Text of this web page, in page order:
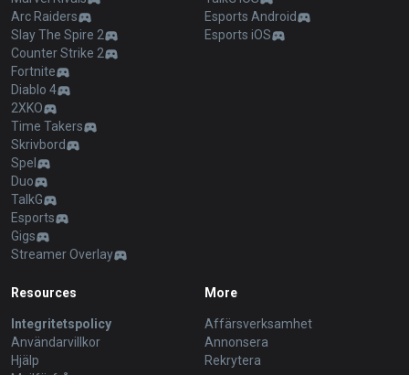
Arc Raiders
Slay The Spire 2
Counter Strike 2
Fortnite
Diablo 4
2XKO
Time Takers
Skrivbord
Spel
Duo
TalkG
Esports
Gigs
Streamer Overlay
Esports Android
Esports iOS
Resources
Integritetspolicy
Användarvillkor
Hjälp
More
Affärsverksamhet
Annonsera
Rekrytera